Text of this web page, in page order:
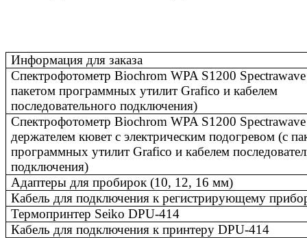
Информация для заказа
Спектрофотометр Biochrom WPA S1200
пакетом программных утилит Grafico и кабелем
последовательного подключения)
Спектрофотометр Biochrom WPA S1200
держателем кювет с электрическим подогревом (с
программных утилит Grafico и кабелем
подключения)
Адаптеры для пробирок (10, 12, 16 мм)
Кабель для подключения к регистрирующему
Термопринтер Seiko DPU-414
Кабель для подключения к принтеру DPU-414